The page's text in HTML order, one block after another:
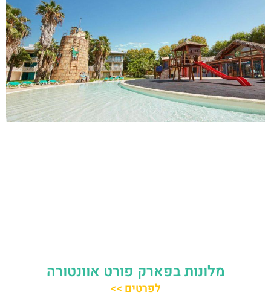
מלונות בפארק פורט אוונטורה
לפרטים >>